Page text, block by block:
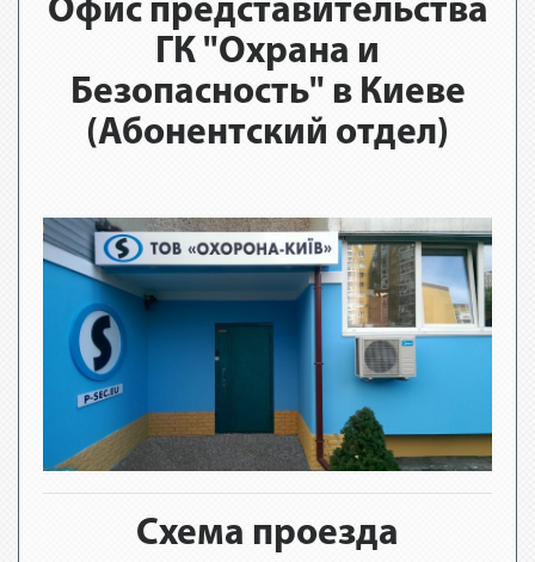
Офис представительства
ГК "Охрана и
Безопасность" в Киеве
(Абонентский отдел)
Схема проезда